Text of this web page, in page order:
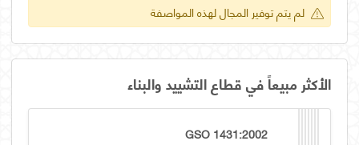
لم يتم توفير المجال لهذه المواصفة
الأكثر مبيعاً في قطاع التشييد والبناء
GSO 1431:2002